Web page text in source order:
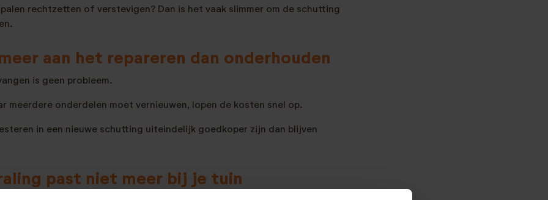
rechtzetten of verstevigen? Dan is het vaak slimmer om de schutting
aan het repareren dan onderhouden
is geen probleem.
meerdere onderdelen moet vernieuwen, lopen de kosten snel op.
in een nieuwe schutting uiteindelijk goedkoper zijn dan blijven
past niet meer bij je tuin